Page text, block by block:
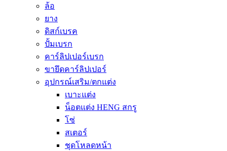
ล้อ
ยาง
ดิสก์เบรค
ปั้มเบรก
คาร์ลิปเปอร์เบรก
ขายึดคาร์ลิปเปอร์
อุปกรณ์เสริม/ตกแต่ง
เบาะแต่ง
น็อตแต่ง HENG สกรู
โซ่
สเตอร์
ชุดโหลดหน้า